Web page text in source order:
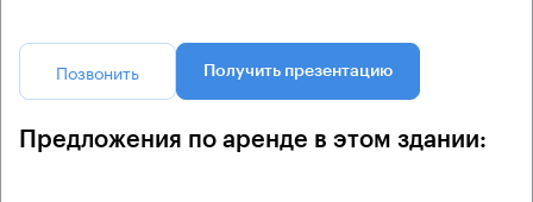
Позвонить Получить презентацию
Предложения по аренде в этом здании: